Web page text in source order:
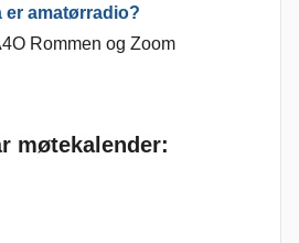
er amatørradio?
Rommen og Zoom
møtekalender: